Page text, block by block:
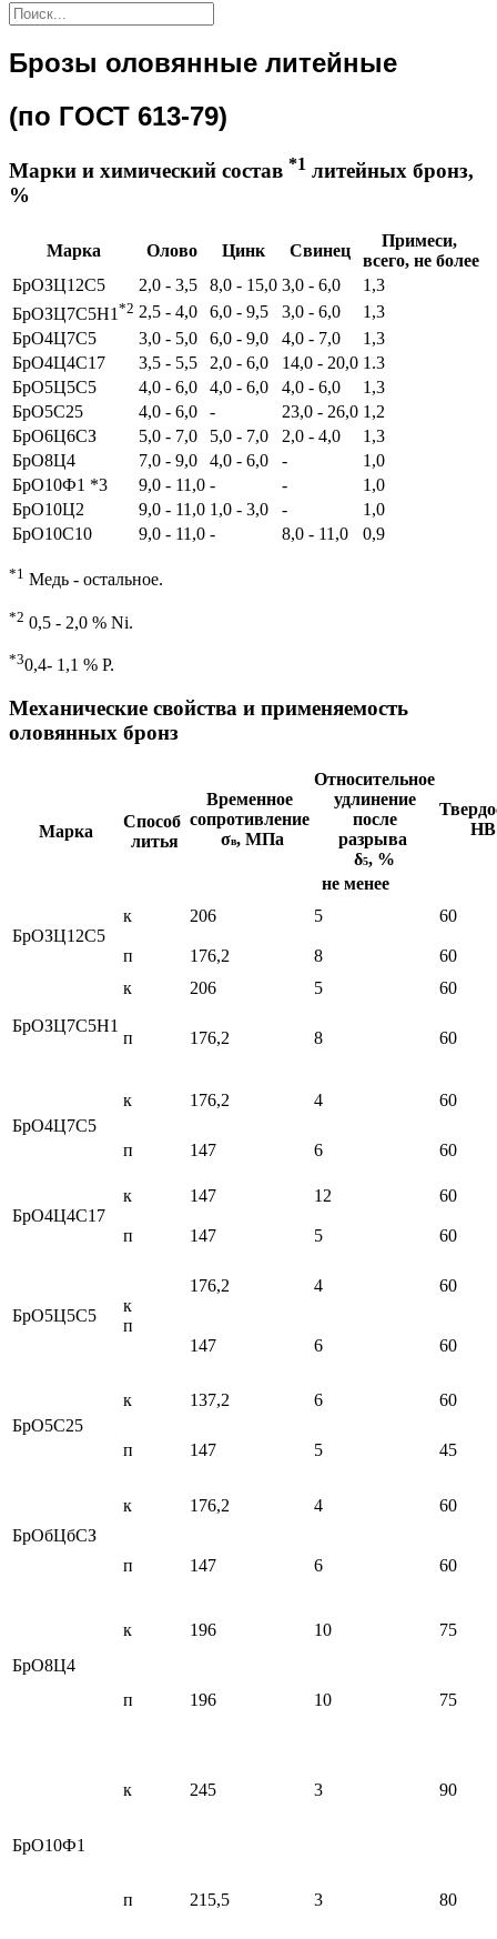
Брозы оловянные литейные
(по ГОСТ 613-79)
Марки и химический состав *1 литейных бронз,
%
Марка Олово Цинк Свинец
Примеси,
всего, не более
БрОЗЦ12С5
2,0 - 3,5 8,0 - 15,0 3,0 - 6,0
1,3
БрОЗЦ7С5Н1*2 2,5 - 4,0 6,0 - 9,5 3,0 - 6,0
1,3
БрO4Ц7С5
3,0 - 5,0 6,0 - 9,0 4,0 - 7,0
1,3
БрO4Ц4С17
3,5 - 5,5 2,0 - 6,0 14,0 - 20,0 1.3
БрO5Ц5С5
4,0 - 6,0 4,0 - 6,0 4,0 - 6,0
1,3
БрO5С25
4,0 - 6,0 - 23,0 - 26,0 1,2
БрO6Ц6СЗ
5,0 - 7,0 5,0 - 7,0 2,0 - 4,0
1,3
БрO8Ц4
7,0 - 9,0 4,0 - 6,0 -
1,0
БрO10Ф1 *3
9,0 - 11,0 - -
1,0
БрO10Ц2
9,0 - 11,0 1,0 - 3,0 -
1,0
БрO10С10
9,0 - 11,0 - 8,0 - 11,0 0,9
*1 Медь - остальное.
*2 0,5 - 2,0 % Ni.
*30,4- 1,1 % Р.
Механические свойства и применяемость
оловянных бронз
Марка
Способ
литья
Временное
сопротивление
σв, МПа
Относительное
удлинение
после
разрыва
δ5, %
НВ
не менее
БрОЗЦ12С5
к 206 5 60
п 176,2 8 60
БрОЗЦ7С5Н1
к 206 5 60
п 176,2 8 60
БрО4Ц7С5
к 176,2 4 60
п 147 6 60
БрО4Ц4С17
к 147 12 60
п 147 5 60
БрО5Ц5С5
к
п
176,2 4 60
147 6 60
БрО5С25
к 137,2 6 60
п 147 5 45
БрОбЦбСЗ
к 176,2 4 60
п 147 6 60
БрО8Ц4
к 196 10 75
п 196 10 75
БрО10Ф1
к 245 3 90
п 215,5 3 80